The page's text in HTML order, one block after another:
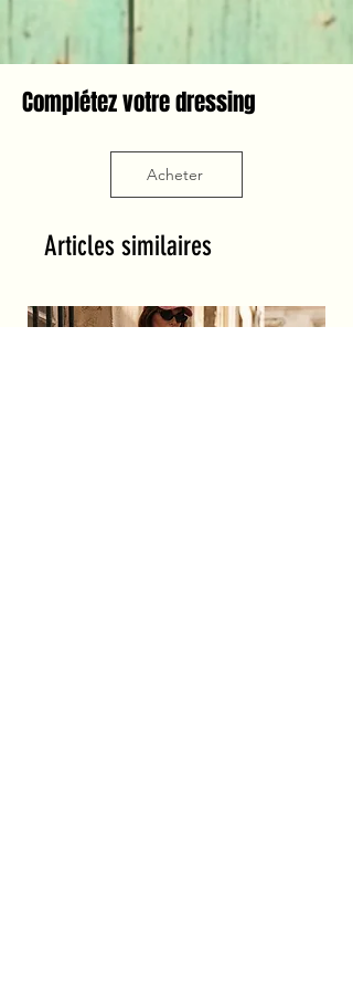
Complétez votre dressing
Acheter
Articles similaires